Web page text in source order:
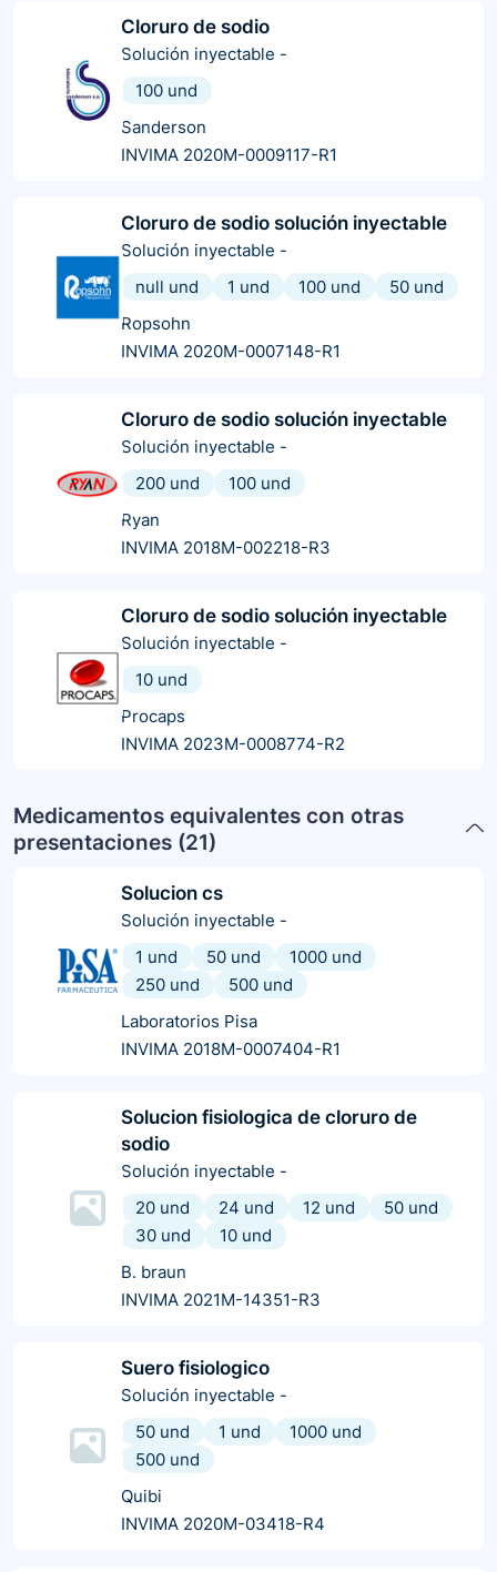
Cloruro de sodio
Solución inyectable -
100 und
Sanderson
INVIMA 2020M-0009117-R1
Cloruro de sodio solución inyectable
Solución inyectable -
null und
1 und 100 und
50 und
Ropsohn
INVIMA 2020M-0007148-R1
Cloruro de sodio solución inyectable
Solución inyectable -
200 und
100 und
Ryan
INVIMA 2018M-002218-R3
Cloruro de sodio solución inyectable
Solución inyectable -
10 und
Procaps
INVIMA 2023M-0008774-R2
Medicamentos equivalentes con otras
presentaciones (21)
Solucion cs
Solución inyectable -
1 und
50 und
1000 und
250 und
500 und
Laboratorios Pisa
INVIMA 2018M-0007404-R1
Solucion fisiologica de cloruro de
sodio
Solución inyectable -
20 und
24 und 12 und
50 und
30 und
10 und
B. braun
INVIMA 2021M-14351-R3
Suero fisiologico
Solución inyectable -
50 und
1 und
1000 und
500 und
Quibi
INVIMA 2020M-03418-R4